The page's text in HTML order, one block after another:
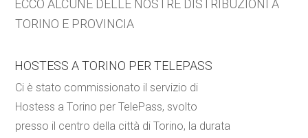
ECCO ALCUNE DELLE NOSTRE DISTRIBUZIONI A
TORINO E PROVINCIA
HOSTESS A TORINO PER TELEPASS
Ci è stato commissionato il servizio di
Hostess a Torino per TelePass, svolto
presso il centro della città di Torino, la durata